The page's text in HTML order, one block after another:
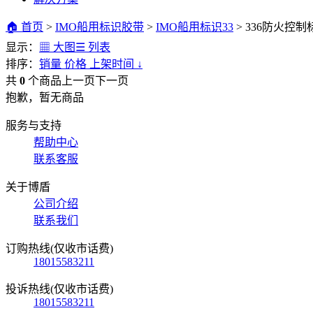
🏠 首页 > IMO船用标识胶带 > IMO船用标识33 > 336防火控制
显示：
▦ 大图 ☰ 列表
排序： 销量 价格 上架时间 ↓
共 0 个商品 上一页下一页
抱歉，暂无商品
服务与支持
帮助中心
联系客服
关于博盾
公司介绍
联系我们
订购热线(仅收市话费)
18015583211
投诉热线(仅收市话费)
18015583211